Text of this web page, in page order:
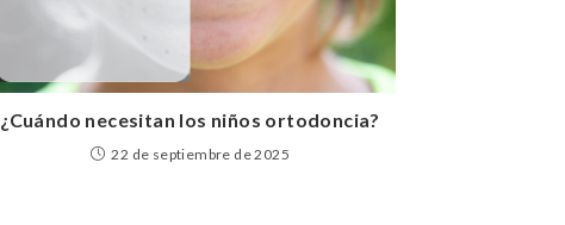
¿Cuándo necesitan los niños ortodoncia?
22 de septiembre de 2025